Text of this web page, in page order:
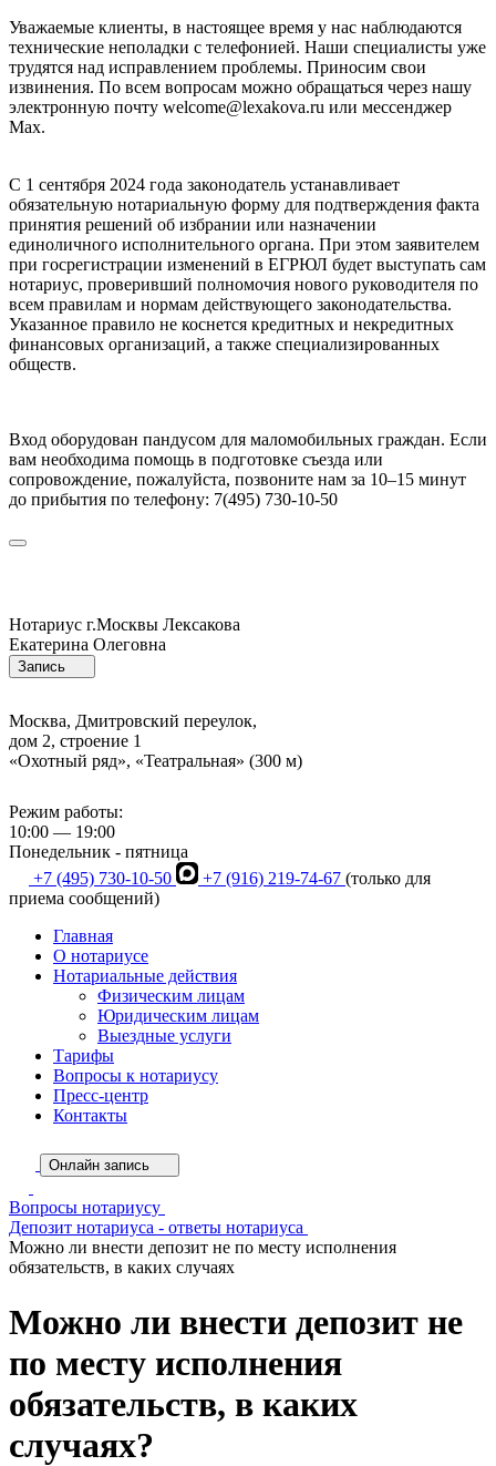
Уважаемые клиенты, в настоящее время у нас наблюдаются
технические неполадки с телефонией. Наши специалисты уже
трудятся над исправлением проблемы. Приносим свои
извинения. По всем вопросам можно обращаться через нашу
электронную почту welcome@lexakova.ru или мессенджер
Max.
С 1 сентября 2024 года законодатель устанавливает
обязательную нотариальную форму для подтверждения факта
принятия решений об избрании или назначении
единоличного исполнительного органа. При этом заявителем
при госрегистрации изменений в ЕГРЮЛ будет выступать сам
нотариус, проверивший полномочия нового руководителя по
всем правилам и нормам действующего законодательства.
Указанное правило не коснется кредитных и некредитных
финансовых организаций, а также специализированных
обществ.
Вход оборудован пандусом для маломобильных граждан. Если
вам необходима помощь в подготовке съезда или
сопровождение, пожалуйста, позвоните нам за 10–15 минут
до прибытия по телефону: 7(495) 730-10-50
Нотариус г.Москвы Лексакова
Екатерина Олеговна
Запись
Москва, Дмитровский переулок,
дом 2, строение 1
«Охотный ряд», «Театральная» (300 м)
Режим работы:
10:00 — 19:00
Понедельник - пятница
+7 (495) 730-10-50
+7 (916) 219-74-67 (только для
приема сообщений)
Главная
О нотариусе
Нотариальные действия
Физическим лицам
Юридическим лицам
Выездные услуги
Тарифы
Вопросы к нотариусу
Пресс-центр
Контакты
Онлайн запись
Вопросы нотариусу
Депозит нотариуса - ответы нотариуса
Можно ли внести депозит не по месту исполнения
обязательств, в каких случаях
Можно ли внести депозит не
по месту исполнения
обязательств, в каких
случаях?